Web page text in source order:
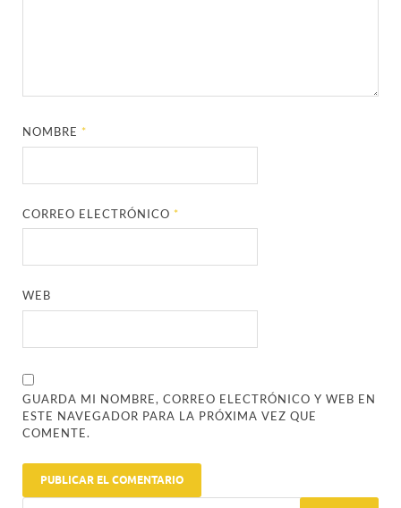
NOMBRE*
CORREO ELECTRÓNICO*
WEB
GUARDA MI NOMBRE, CORREO ELECTRÓNICO Y WEB EN
ESTE NAVEGADOR PARA LA PRÓXIMA VEZ QUE
COMENTE.